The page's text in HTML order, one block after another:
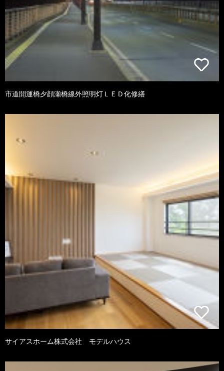
市道開運橋夕顔瀬橋線外照明灯ＬＥＤ化修繕
サイアスホーム株式会社 モデルハウス